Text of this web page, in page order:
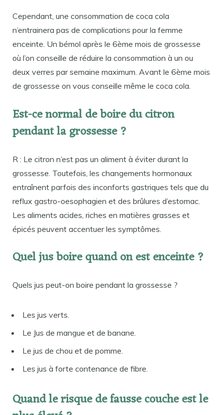
Cependant, une consommation de coca cola
n’entrainera pas de complications pour la femme
enceinte. Un bémol après le 6ème mois de grossesse
où l’on conseille de réduire la consommation à un ou
deux verres par semaine maximum. Avant le 6ème mois
de grossesse on vous conseille même le coca cola.
Est-ce normal de boire du citron
pendant la grossesse ?
R : Le citron n’est pas un aliment à éviter durant la
grossesse. Toutefois, les changements hormonaux
entraînent parfois des inconforts gastriques tels que du
reflux gastro-oesophagien et des brûlures d’estomac.
Les aliments acides, riches en matières grasses et
épicés peuvent accentuer les symptômes.
Quel jus boire quand on est enceinte ?
Quels jus peut-on boire pendant la grossesse ?
Les jus verts.
Le Jus de mangue et de banane.
Le jus de chou et de pomme.
Les jus à forte contenance de fibre.
Quand le risque de fausse couche est le